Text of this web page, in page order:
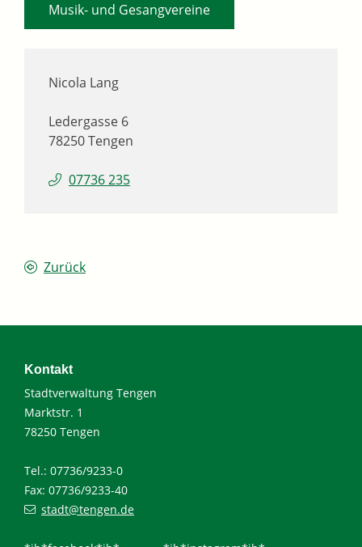
Nicola Lang
Ledergasse 6
78250Tengen
07736 235
Musik- und Gesangvereine
Zurück
Kontakt
Stadtverwaltung Tengen
Marktstr. 1
78250 Tengen
Tel.: 07736/9233-0
Fax: 07736/9233-40
stadt@tengen.de